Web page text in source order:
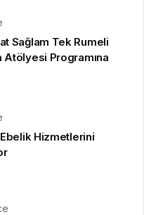
Sağlam Tek Rumeli
Atölyesi Programına
Hizmetlerini